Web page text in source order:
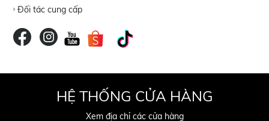
Đối tác cung cấp
HỆ THỐNG CỬA HÀNG
Xem địa chỉ các cửa hàng